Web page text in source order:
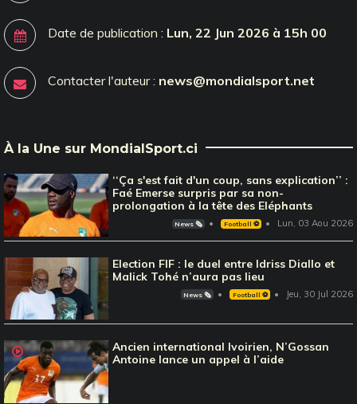
Date de publication : Lun, 22 Jun 2026 à 15h 00
Contacter l'auteur : news@mondialsport.net
À la Une sur MondialSport.ci
‘‘Ça s'est fait d'un coup, sans explication’’ :
Faé Emerse surpris par sa non-
prolongation à la tête des Eléphants
News 🗞️ Football ⚽️ Lun, 03 Aou 2026
Election FIF : le duel entre Idriss Diallo et
Malick Tohé n’aura pas lieu
News 🗞️ Football ⚽️ Jeu, 30 Jul 2026
Ancien international Ivoirien, N’Gossan
Antoine lance un appel à l’aide